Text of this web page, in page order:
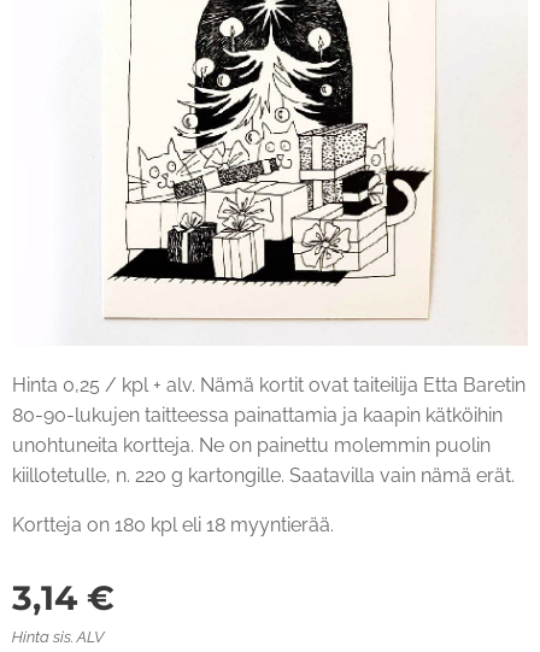
Hinta 0,25 / kpl + alv. Nämä kortit ovat taiteilija Etta Baretin
80-90-lukujen taitteessa painattamia ja kaapin kätköihin
unohtuneita kortteja. Ne on painettu molemmin puolin
kiillotetulle, n. 220 g kartongille. Saatavilla vain nämä erät.
Kortteja on 180 kpl eli 18 myyntierää.
3,14 €
Hinta sis. ALV